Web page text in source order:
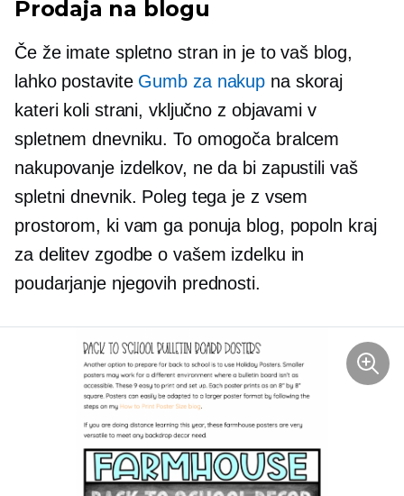
Prodaja na blogu
Če že imate spletno stran in je to vaš blog,
lahko postavite Gumb za nakup na skoraj
kateri koli strani, vključno z objavami v
spletnem dnevniku. To omogoča bralcem
nakupovanje izdelkov, ne da bi zapustili vaš
spletni dnevnik. Poleg tega je z vsem
prostorom, ki vam ga ponuja blog, popoln kraj
za delitev zgodbe o vašem izdelku in
poudarjanje njegovih prednosti.